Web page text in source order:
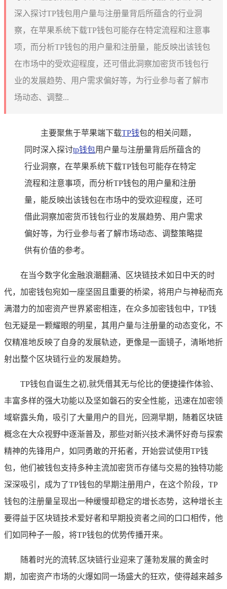
深入探讨TP钱包用户量与注册量背后所蕴含的行业洞
察，在苹果系统下载TP钱包可能存在特定流程和注意事
项，而分析TP钱包的用户量和注册量，能反映出该钱包
在市场中的受欢迎程度，还可借此洞察加密货币钱包行
业的发展趋势、用户需求偏好等，为行业参与者了解市
场动态、调整...
主要聚焦于苹果端下载TP钱包的相关问题，
同时深入探讨tp钱包用户量与注册量背后所蕴含的
行业洞察，在苹果系统下载TP钱包可能存在特定
流程和注意事项，而分析TP钱包的用户量和注册
量，能反映出该钱包在市场中的受欢迎程度，还可
借此洞察加密货币钱包行业的发展趋势、用户需求
偏好等，为行业参与者了解市场动态、调整策略提
供有价值的参考。
在当今数字化金融浪潮翻涌、区块链技术如日中天的时
代，加密钱包宛如一座坚固且重要的桥梁，将用户与神秘而充
满潜力的加密资产世界紧密相连，在众多加密钱包中，TP钱
包无疑是一颗耀眼的明星，其用户量与注册量的动态变化，不
仅精准地反映了自身的发展轨迹，更像是一面镜子，清晰地折
射出整个区块链行业的发展趋势。
TP钱包自诞生之初,就凭借其无与伦比的便捷操作体验、
丰富多样的强大功能以及坚如磐石的安全性能，迅速在加密领
域崭露头角，吸引了大量用户的目光，回溯早期，随着区块链
概念在大众视野中逐渐普及，那些对新兴技术满怀好奇与探索
精神的先锋用户，如同勇敢的开拓者，开始尝试使用TP钱
包，他们被钱包支持多种主流加密货币存储与交易的独特功能
深深吸引，成为了TP钱包的早期注册用户，在这个阶段，TP
钱包的注册量呈现出一种缓慢却稳定的增长态势，这种增长主
要得益于区块链技术爱好者和早期投资者之间的口口相传，他
们如同种子一般，将TP钱包的优势传播开来。
随着时光的流转,区块链行业迎来了蓬勃发展的黄金时
期，加密资产市场的火爆如同一场盛大的狂欢，使得越来越多